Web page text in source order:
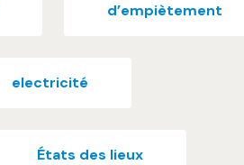
d’empiètement
electricité
États des lieux